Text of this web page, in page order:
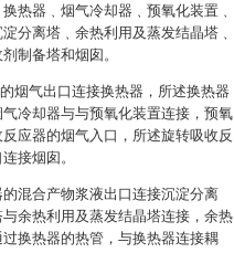
热器﹑烟气冷却器﹑预氧化装置﹑
分离塔﹑余热利用及蒸发结晶塔﹑
制备塔和烟囱。
烟气出口连接换热器，所述换热器
冷却器与与预氧化装置连接，预氧
应器的烟气入口，所述旋转吸收反
接烟囱。
混合产物浆液出口连接沉淀分离
余热利用及蒸发结晶塔连接，余热
换热器的热管，与换热器连接耦